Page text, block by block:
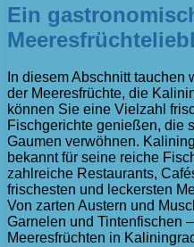
Ein
In diesem Abschnitt
der Meeresfrüchte, die
können Sie eine Vielzahl
Fischgerichte genießen, die
Gaumen verwöhnen.
bekannt für seine reiche
zahlreiche Restaurants,
frischesten und leckersten
Von zarten Austern und
Garnelen und Tintenfischen
Meeresfrüchten in